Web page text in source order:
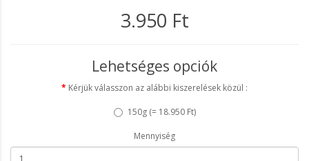
3.950 Ft
Lehetséges opciók
Kérjük válasszon az alábbi kiszerelések közül :
150g (= 18.950 Ft)
Mennyiség